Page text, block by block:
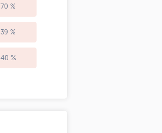
70 %
39 %
40 %